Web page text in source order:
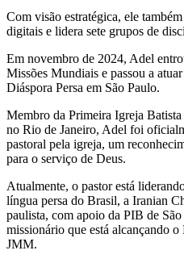
Com visão estratégica, ele
digitais e lidera sete grupos de
Em novembro de 2024, Adel
Missões Mundiais e passou a
Diáspora Persa em São Paulo.
Membro da Primeira Igreja
no Rio de Janeiro, Adel foi
pastoral pela igreja, um
para o serviço de Deus.
Atualmente, o pastor está
língua persa do Brasil, a Iranian
paulista, com apoio da PIB de
missionário que está alcançando
JMM.